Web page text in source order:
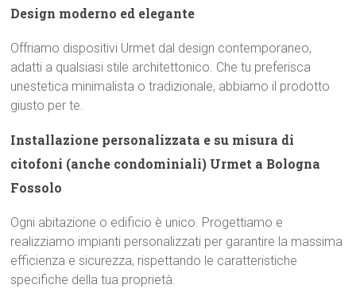
Design moderno ed elegante
Offriamo dispositivi Urmet dal design contemporaneo,
adatti a qualsiasi stile architettonico. Che tu preferisca
unestetica minimalista o tradizionale, abbiamo il prodotto
giusto per te.
Installazione personalizzata e su misura di
citofoni (anche condominiali) Urmet a Bologna
Fossolo
Ogni abitazione o edificio è unico. Progettiamo e
realizziamo impianti personalizzati per garantire la massima
efficienza e sicurezza, rispettando le caratteristiche
specifiche della tua proprietà.